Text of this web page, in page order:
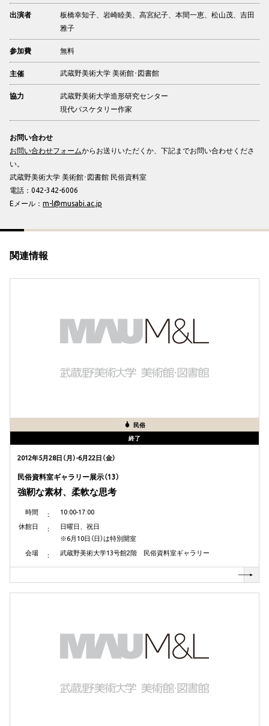
出演者
板橋幸知子、岩崎睦美、高宮紀子、本間一恵、松山茂、吉田
雅子
参加費 無料
主催 武蔵野美術大学 美術館･図書館
協力
武蔵野美術大学造形研究センター
現代バスケタリー作家
お問い合わせ
お問い合わせフォームからお送りいただくか、下記までお問い合わせくださ
い。
武蔵野美術大学 美術館･図書館 民俗資料室
電話：042-342-6006
Eメール： m-l@musabi.ac.jp
関連情報
民俗
終了
2012年5月28日（月）-6月22日（金）
民俗資料室ギャラリー展示（13）
強靭な素材、柔軟な思考
時間
10:00-17:00
休館日
日曜日、祝日
※6月10日（日）は特別開室
会場
武蔵野美術大学13号館2階 民俗資料室ギャラリー